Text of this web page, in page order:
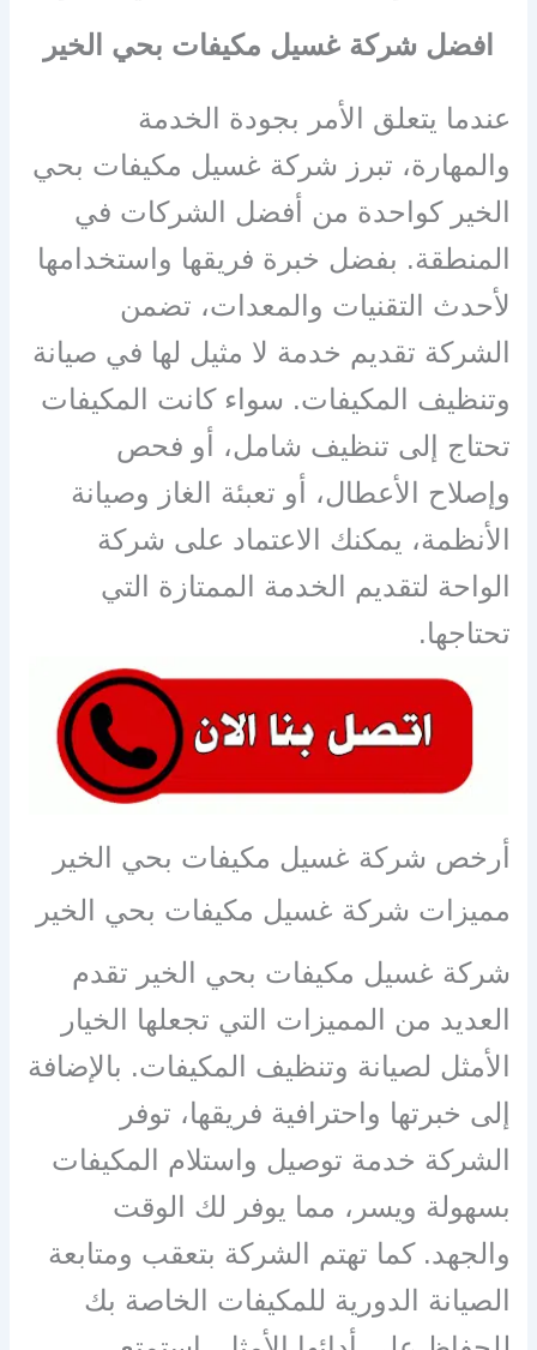
افضل شركة غسيل مكيفات بحي الخير
عندما يتعلق الأمر بجودة الخدمة
والمهارة، تبرز شركة غسيل مكيفات بحي
الخير كواحدة من أفضل الشركات في
المنطقة. بفضل خبرة فريقها واستخدامها
لأحدث التقنيات والمعدات، تضمن
الشركة تقديم خدمة لا مثيل لها في صيانة
وتنظيف المكيفات. سواء كانت المكيفات
تحتاج إلى تنظيف شامل، أو فحص
وإصلاح الأعطال، أو تعبئة الغاز وصيانة
الأنظمة، يمكنك الاعتماد على شركة
الواحة لتقديم الخدمة الممتازة التي
تحتاجها.
أرخص شركة غسيل مكيفات بحي الخير
مميزات شركة غسيل مكيفات بحي الخير
شركة غسيل مكيفات بحي الخير تقدم
العديد من المميزات التي تجعلها الخيار
الأمثل لصيانة وتنظيف المكيفات. بالإضافة
إلى خبرتها واحترافية فريقها، توفر
الشركة خدمة توصيل واستلام المكيفات
بسهولة ويسر، مما يوفر لك الوقت
والجهد. كما تهتم الشركة بتعقب ومتابعة
الصيانة الدورية للمكيفات الخاصة بك